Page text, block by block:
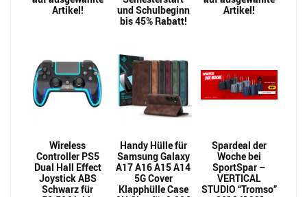
Artikel!
und Schulbeginn
bis 45% Rabatt!
Artikel!
Wireless
Controller PS5
Dual Hall Effect
Joystick ABS
Schwarz für
Handy Hülle für
Samsung Galaxy
A17 A16 A15 A14
5G Cover
Klapphülle Case
Spardeal der
Woche bei
SportSpar –
VERTICAL
STUDIO “Tromso”